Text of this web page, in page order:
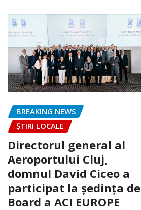
BREAKING NEWS
ȘTIRI LOCALE
Directorul general al
Aeroportului Cluj,
domnul David Ciceo a
participat la ședința de
Board a ACI EUROPE